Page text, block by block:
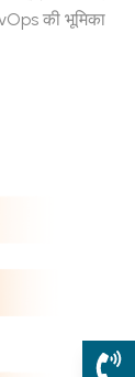
की भूमिका